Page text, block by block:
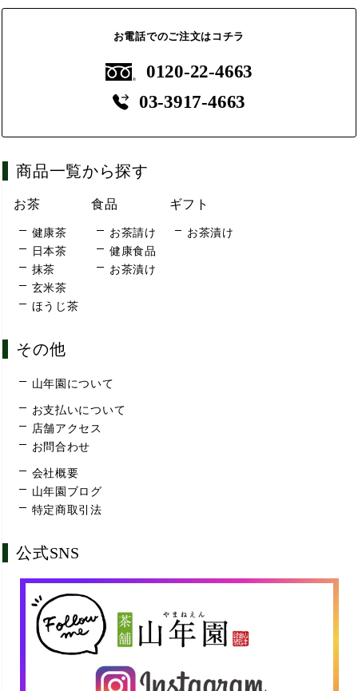
お電話でのご注文はコチラ
0120-22-4663
03-3917-4663
商品一覧から探す
お茶
健康茶
日本茶
抹茶
玄米茶
ほうじ茶
食品
お茶請け
健康食品
お茶漬け
ギフト
お茶漬け
その他
山年園について
お支払いについて
店舗アクセス
お問合わせ
会社概要
山年園ブログ
特定商取引法
公式SNS